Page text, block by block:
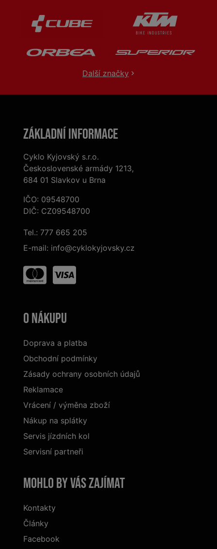
Další značky
Základní informace
Cyklo Kyjovský s.r.o.
Československé armády 1213,
684 01 Slavkov u Brna
IČO: 09548700
DIČ: CZ09548700
Tel.: 777 665 205
E-mail: info@cyklokyjovsky.cz
O nákupu
Doprava a platba
Obchodní podmínky
Zásady ochrany osobních údajů
Reklamace
Vrácení / výměna zboží
Nákup na splátky
Servis jízdních kol
Servisní partneři
Mohlo by vás zajímat
Kontakty
Články
Facebook